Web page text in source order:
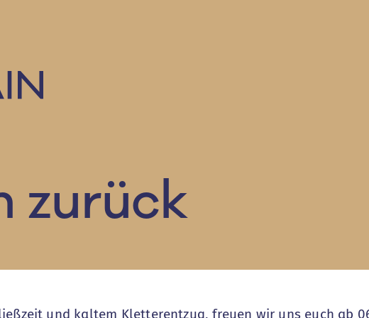
zurück
und kaltem Kletterentzug, freuen wir uns euch ab